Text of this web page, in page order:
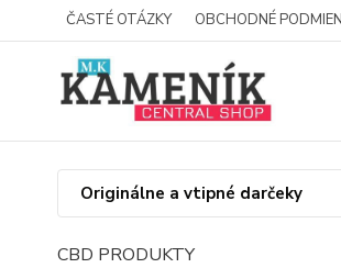
ČASTÉ OTÁZKY OBCHODNÉ
Originálne a vtipné darčeky
CBD PRODUKTY